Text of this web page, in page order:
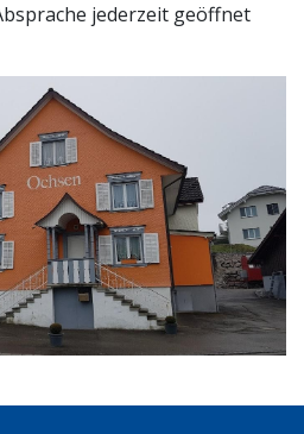
jederzeit geöffnet